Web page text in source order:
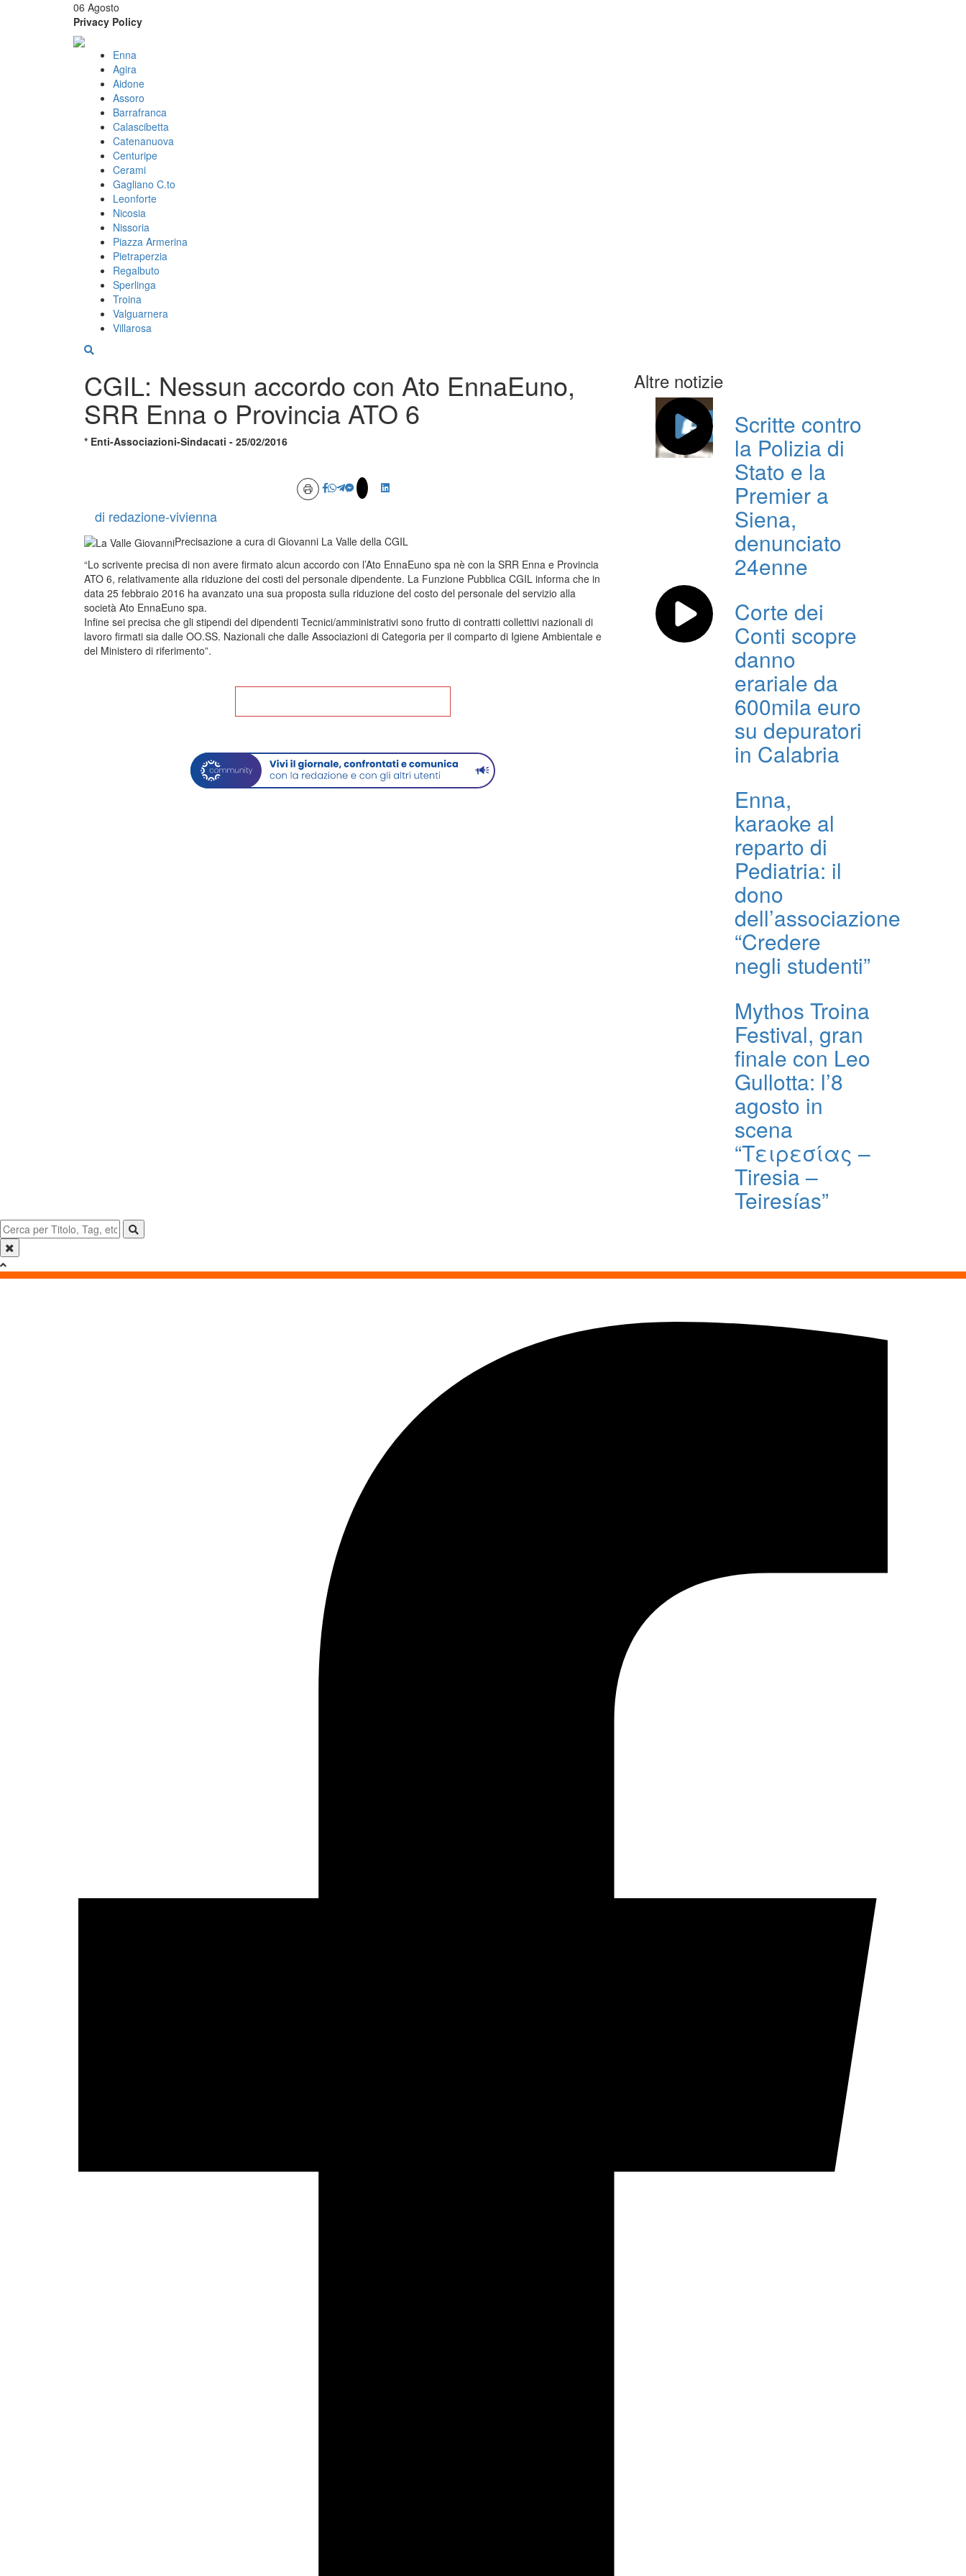
06 Agosto
Privacy Policy
Enna
Agira
Aidone
Assoro
Barrafranca
Calascibetta
Catenanuova
Centuripe
Cerami
Gagliano C.to
Leonforte
Nicosia
Nissoria
Piazza Armerina
Pietraperzia
Regalbuto
Sperlinga
Troina
Valguarnera
Villarosa
CGIL: Nessun accordo con Ato EnnaEuno,
SRR Enna o Provincia ATO 6
* Enti-Associazioni-Sindacati - 25/02/2016
di redazione-vivienna
Precisazione a cura di Giovanni La Valle della CGIL
“Lo scrivente precisa di non avere firmato alcun accordo con l’Ato EnnaEuno spa nè con la SRR Enna e Provincia
ATO 6, relativamente alla riduzione dei costi del personale dipendente. La Funzione Pubblica CGIL informa che in
data 25 febbraio 2016 ha avanzato una sua proposta sulla riduzione del costo del personale del servizio alla
società Ato EnnaEuno spa.
Infine sei precisa che gli stipendi del dipendenti Tecnici/amministrativi sono frutto di contratti collettivi nazionali di
lavoro firmati sia dalle OO.SS. Nazionali che dalle Associazioni di Categoria per il comparto di Igiene Ambientale e
del Ministero di riferimento”.
Altre notizie
Scritte contro
la Polizia di
Stato e la
Premier a
Siena,
denunciato
24enne
Corte dei
Conti scopre
danno
erariale da
600mila euro
su depuratori
in Calabria
Enna,
karaoke al
reparto di
Pediatria: il
dono
dell’associazione
“Credere
negli studenti”
Mythos Troina
Festival, gran
finale con Leo
Gullotta: l’8
agosto in
scena
“Τειρεσίας –
Tiresia –
Teiresías”